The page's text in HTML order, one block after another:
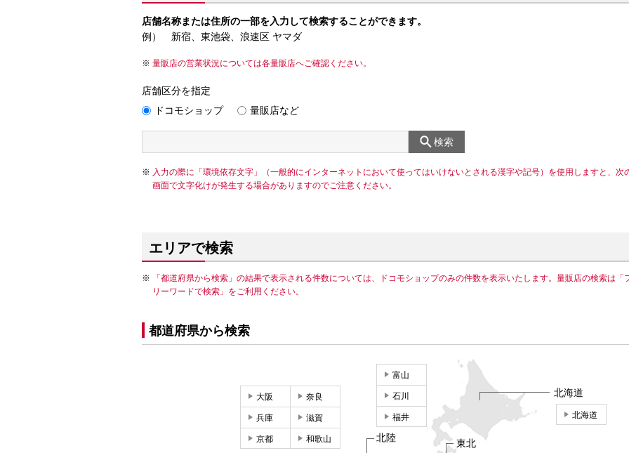
店舗名称または住所の一部を入力して検索することができます。
例） 新宿、東池袋、浪速区 ヤマダ
量販店の営業状況については各量販店へご確認ください。
店舗区分を指定
ドコモショップ
量販店など
検索
入力の際に「環境依存文字」（一般的にインターネットにおいて使ってはいけないとされる漢字や記号）を使用しますと、次
画面で文字化けが発生する場合がありますのでご注意ください。
エリアで検索
「都道府県から検索」の結果で表示される件数については、ドコモショップのみの件数を表示いたします。量販店の検索は「
リーワードで検索」をご利用ください。
都道府県から検索
北海道
北海道
東北
富山
石川
福井
北陸
大阪 奈良
兵庫 滋賀
京都 和歌山